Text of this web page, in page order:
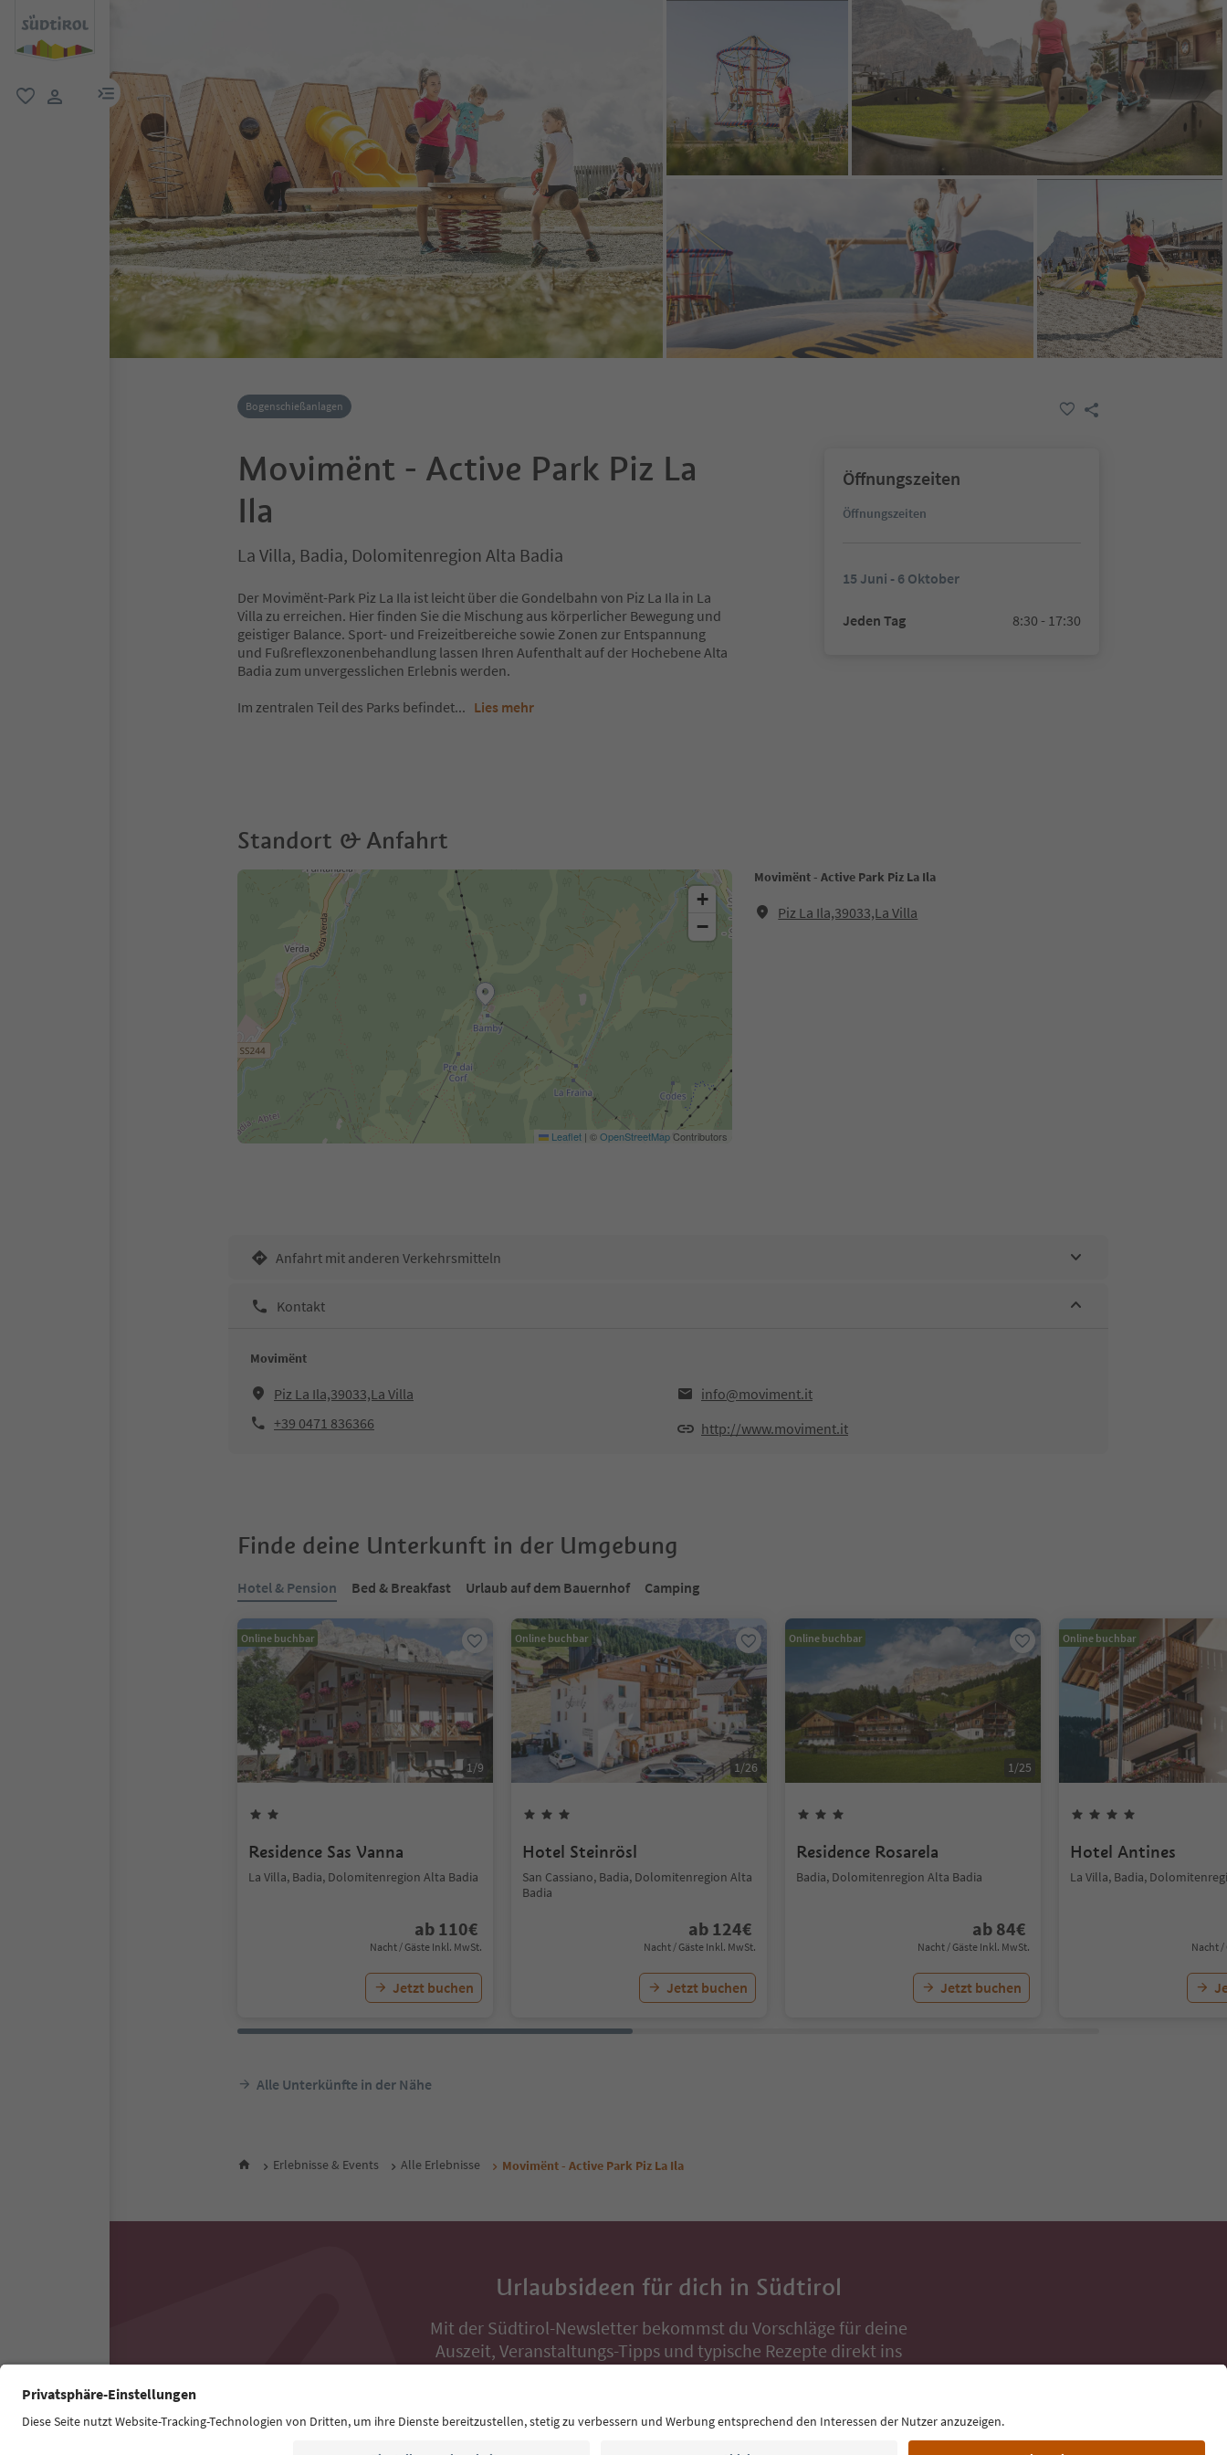
menu link
Bogenschießanlagen
Movimënt - Active Park Piz La
Ila
La Villa, Badia, Dolomitenregion Alta Badia
Der Movimënt-Park Piz La Ila ist leicht über die Gondelbahn von Piz La Ila in La
Villa zu erreichen. Hier finden Sie die Mischung aus körperlicher Bewegung und
geistiger Balance. Sport- und Freizeitbereiche sowie Zonen zur Entspannung
und Fußreflexzonenbehandlung lassen Ihren Aufenthalt auf der Hochebene Alta
Badia zum unvergesslichen Erlebnis werden.
Im zentralen Teil des Parks befindet... Lies mehr
Öffnungszeiten
Öffnungszeiten
15 Juni - 6 Oktober
Jeden Tag 8:30 - 17:30
Standort & Anfahrt
Movimënt - Active Park Piz La Ila
Piz La Ila,39033,La Villa
+
−
Leaflet | ©OpenStreetMapContributors
Anfahrt mit anderen Verkehrsmitteln
Kontakt
Movimënt
Piz La Ila,39033,La Villa
info@moviment.it
+39 0471 836366
http://www.moviment.it
Finde deine Unterkunft in der Umgebung
Hotel & Pension Bed & Breakfast Urlaub auf dem Bauernhof Camping
Online buchbar
1/9
Residence Sas Vanna
La Villa, Badia, Dolomitenregion Alta Badia
ab 110€
Nacht / Gäste Inkl. MwSt.
Jetzt buchen
Online buchbar
1/26
Hotel Steinrösl
San Cassiano, Badia, Dolomitenregion Alta
Badia
ab 124€
Nacht / Gäste Inkl. MwSt.
Jetzt buchen
Online buchbar
1/25
Residence Rosarela
Badia, Dolomitenregion Alta Badia
ab 84€
Nacht / Gäste Inkl. MwSt.
Jetzt buchen
Online buchbar
Hotel Antines
La Villa, Badia,
Nacht /
Alle Unterkünfte in der Nähe
Erlebnisse & Events Alle Erlebnisse Movimënt - Active Park Piz La Ila
Urlaubsideen für dich in Südtirol
Mit der Südtirol-Newsletter bekommst du Vorschläge für deine
Auszeit, Veranstaltungs-Tipps und typische Rezepte direkt ins